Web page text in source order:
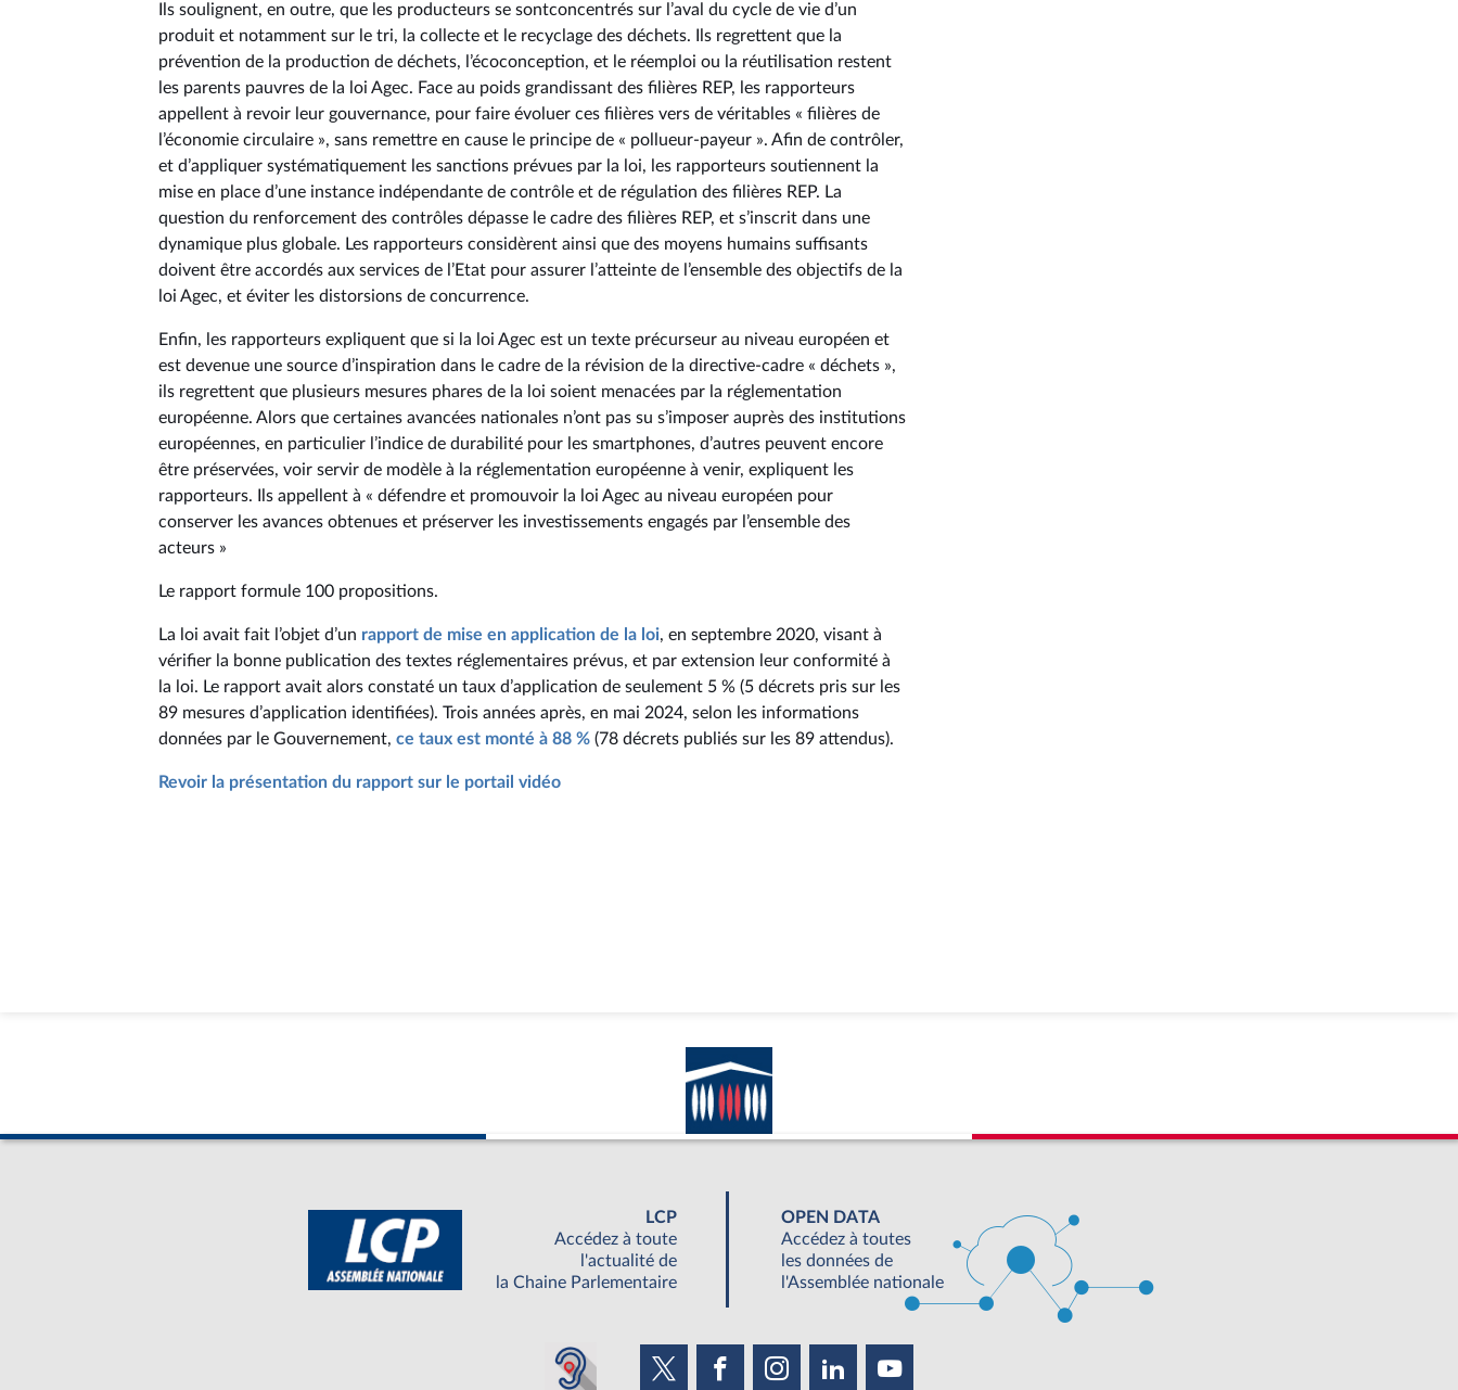
Ils soulignent, en outre, que les producteurs se sontconcentrés sur l’aval du cycle de vie d’un
produit et notamment sur le tri, la collecte et le recyclage des déchets. Ils regrettent que la
prévention de la production de déchets, l’écoconception, et le réemploi ou la réutilisation restent
les parents pauvres de la loi Agec. Face au poids grandissant des filières REP, les rapporteurs
appellent à revoir leur gouvernance, pour faire évoluer ces filières vers de véritables « filières de
l’économie circulaire », sans remettre en cause le principe de « pollueur-payeur ». Afin de contrôler,
et d’appliquer systématiquement les sanctions prévues par la loi, les rapporteurs soutiennent la
mise en place d’une instance indépendante de contrôle et de régulation des filières REP. La
question du renforcement des contrôles dépasse le cadre des filières REP, et s’inscrit dans une
dynamique plus globale. Les rapporteurs considèrent ainsi que des moyens humains suffisants
doivent être accordés aux services de l’Etat pour assurer l’atteinte de l’ensemble des objectifs de la
loi Agec, et éviter les distorsions de concurrence.
Enfin, les rapporteurs expliquent que si la loi Agec est un texte précurseur au niveau européen et
est devenue une source d’inspiration dans le cadre de la révision de la directive-cadre « déchets »,
ils regrettent que plusieurs mesures phares de la loi soient menacées par la réglementation
européenne. Alors que certaines avancées nationales n’ont pas su s’imposer auprès des institutions
européennes, en particulier l’indice de durabilité pour les smartphones, d’autres peuvent encore
être préservées, voir servir de modèle à la réglementation européenne à venir, expliquent les
rapporteurs. Ils appellent à « défendre et promouvoir la loi Agec au niveau européen pour
conserver les avances obtenues et préserver les investissements engagés par l’ensemble des
acteurs »
Le rapport formule 100 propositions.
La loi avait fait l’objet d’un rapport de mise en application de la loi, en septembre 2020, visant à
vérifier la bonne publication des textes réglementaires prévus, et par extension leur conformité à
la loi. Le rapport avait alors constaté un taux d’application de seulement 5 % (5 décrets pris sur les
89 mesures d’application identifiées). Trois années après, en mai 2024, selon les informations
données par le Gouvernement, ce taux est monté à 88 % (78 décrets publiés sur les 89 attendus).
Revoir la présentation du rapport sur le portail vidéo
LCP
Accédez à toute
l'actualité de
la Chaine Parlementaire
OPEN DATA
Accédez à toutes
les données de
l'Assemblée nationale